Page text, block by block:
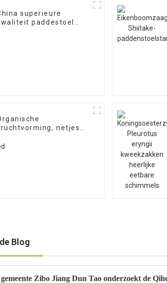
superieure
paddestoel
netjes
Blog